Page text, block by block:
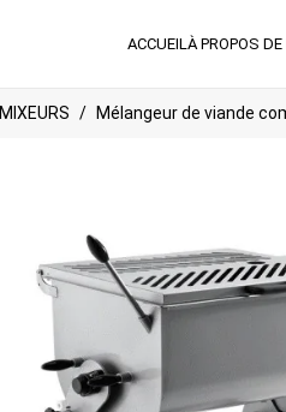
ACCUEIL À PROPOS
MIXEURS Mélangeur de viande